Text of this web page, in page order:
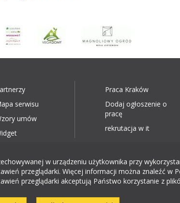
serwisu
umów
Praca Kraków
Dodaj ogłoszenie o
pracę
rekrutacja w it
w urządzeniu użytkownika przy
przeglądarki. Więcej informacji można znaleźć w
przeglądarki akceptują Państwo korzystanie z